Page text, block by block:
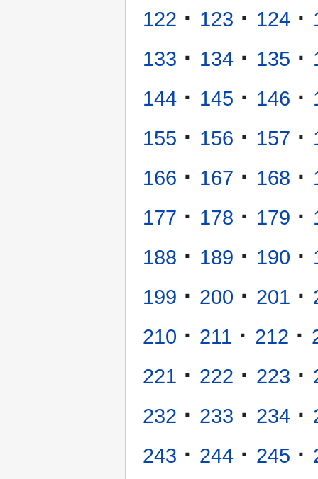
122 · 123 · 124 ·
133 · 134 · 135 ·
144 · 145 · 146 ·
155 · 156 · 157 ·
166 · 167 · 168 ·
177 · 178 · 179 ·
188 · 189 · 190 ·
199 · 200 · 201 ·
210 · 211 · 212 ·
221 · 222 · 223 ·
232 · 233 · 234 ·
243 · 244 · 245 ·